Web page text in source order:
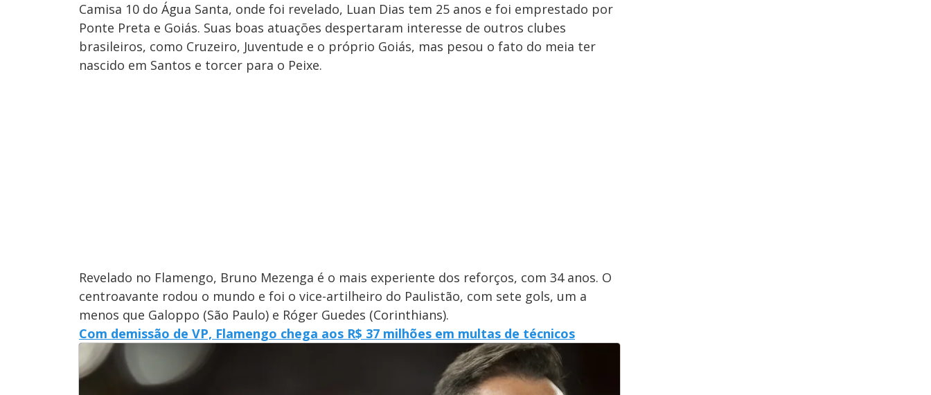
Camisa 10 do Água Santa, onde foi revelado, Luan Dias tem 25 anos e foi emprestado por
Ponte Preta e Goiás. Suas boas atuações despertaram interesse de outros clubes
brasileiros, como Cruzeiro, Juventude e o próprio Goiás, mas pesou o fato do meia ter
nascido em Santos e torcer para o Peixe.
Revelado no Flamengo, Bruno Mezenga é o mais experiente dos reforços, com 34 anos. O
centroavante rodou o mundo e foi o vice-artilheiro do Paulistão, com sete gols, um a
menos que Galoppo (São Paulo) e Róger Guedes (Corinthians).
Com demissão de VP, Flamengo chega aos R$ 37 milhões em multas de técnicos